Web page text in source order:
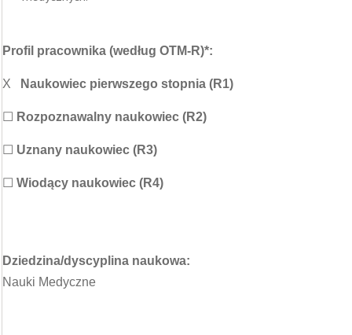
Profil pracownika (według OTM-R)*:
X Naukowiec pierwszego stopnia (R1)
☐ Rozpoznawalny naukowiec (R2)
☐ Uznany naukowiec (R3)
☐ Wiodący naukowiec (R4)
Dziedzina/dyscyplina naukowa:
Nauki Medyczne